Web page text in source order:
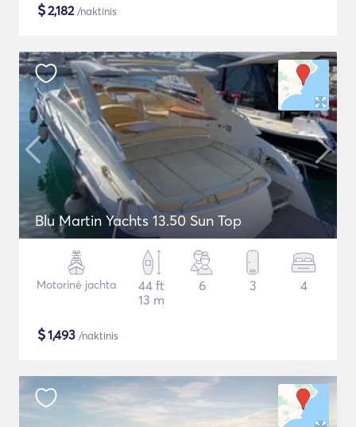
$2,182/naktinis
Blu Martin Yachts 13.50 Sun Top
Motorinė jachta
44 ft
13 m
6 3 4
$1,493 /naktinis